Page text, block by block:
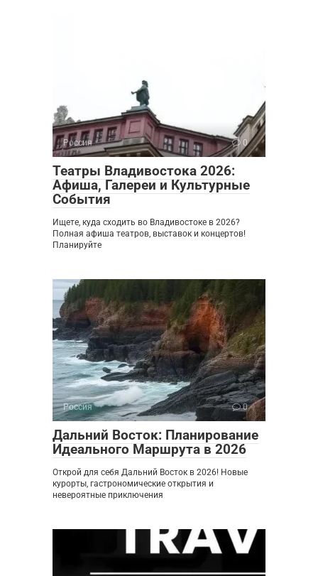
Россия 0
Театры Владивостока 2026:
Афиша, Галереи и Культурные
События
Ищете, куда сходить во Владивостоке в 2026?
Полная афиша театров, выставок и концертов!
Планируйте
Россия 0
Дальний Восток: Планирование
Идеального Маршрута в 2026
Открой для себя Дальний Восток в 2026! Новые
курорты, гастрономические открытия и
невероятные приключения